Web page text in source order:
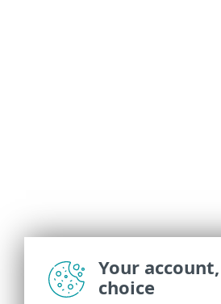
Your
choice